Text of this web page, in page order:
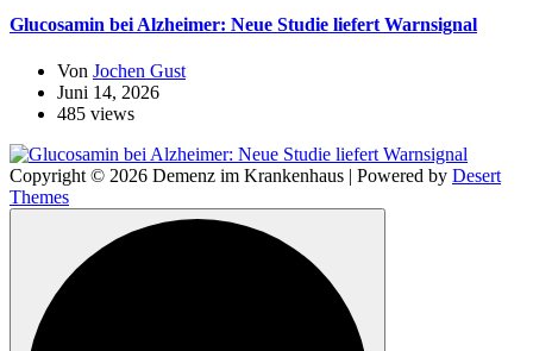
Glucosamin bei Alzheimer: Neue Studie liefert Warnsignal
Von Jochen Gust
Juni 14, 2026
485 views
Copyright © 2026 Demenz im Krankenhaus | Powered by Desert
Themes